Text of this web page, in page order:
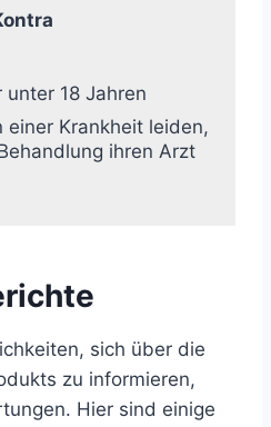
18 Jahren
einer Krankheit leiden,
ihren Arzt
sich über die
zu informieren,
Hier sind einige